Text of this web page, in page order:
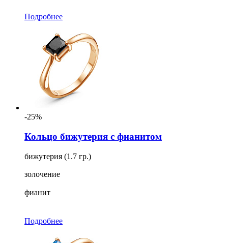
Подробнее
-25%
Кольцо бижутерия с фианитом
бижутерия (1.7 гр.)
золочение
фианит
Подробнее